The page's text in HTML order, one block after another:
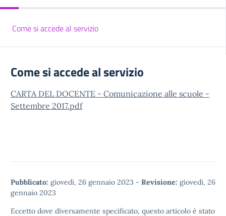
Come si accede al servizio
Come si accede al servizio
CARTA DEL DOCENTE - Comunicazione alle scuole -
Settembre 2017.pdf
Pubblicato: giovedì, 26 gennaio 2023 - Revisione: giovedì, 26
gennaio 2023
Eccetto dove diversamente specificato, questo articolo è stato